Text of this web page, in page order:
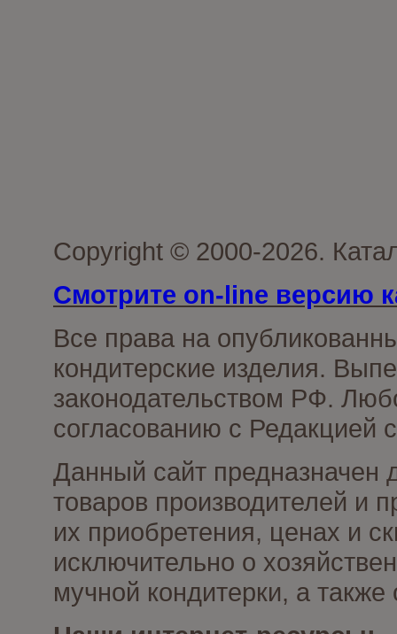
Copyright © 2000-2026.
Смотрите on-line версию
Все права на
кондитерские изделия.
законодательством РФ.
согласованию с Редакцией
Данный сайт предназначен
товаров производителей и
их приобретения, ценах и
исключительно о
мучной кондитерки, а